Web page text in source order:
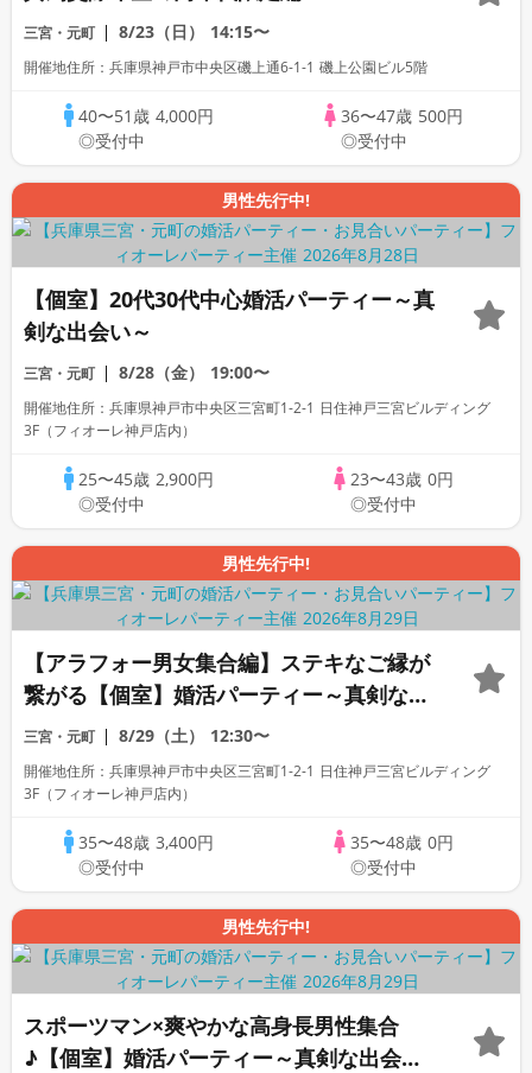
三宮・元町 8/23（日） 14:15〜
開催地住所：兵庫県神戸市中央区磯上通6-1-1 磯上公園ビル5階
40〜51歳 4,000円
◎受付中
36〜47歳 500円
◎受付中
男性先行中!
【個室】20代30代中心婚活パーティー～真
剣な出会い～
三宮・元町 8/28（金） 19:00〜
開催地住所：兵庫県神戸市中央区三宮町1-2-1 日住神戸三宮ビルディング
3F（フィオーレ神戸店内）
25〜45歳 2,900円
◎受付中
23〜43歳 0円
◎受付中
男性先行中!
【アラフォー男女集合編】ステキなご縁が
繋がる【個室】婚活パーティー～真剣な出
会い～
三宮・元町 8/29（土） 12:30〜
開催地住所：兵庫県神戸市中央区三宮町1-2-1 日住神戸三宮ビルディング
3F（フィオーレ神戸店内）
35〜48歳 3,400円
◎受付中
35〜48歳 0円
◎受付中
男性先行中!
スポーツマン×爽やかな高身長男性集合
♪【個室】婚活パーティー～真剣な出会い